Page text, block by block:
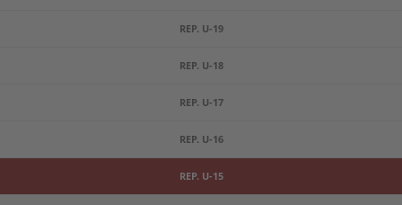
REP. U-19
REP. U-18
REP. U-17
REP. U-16
REP. U-15